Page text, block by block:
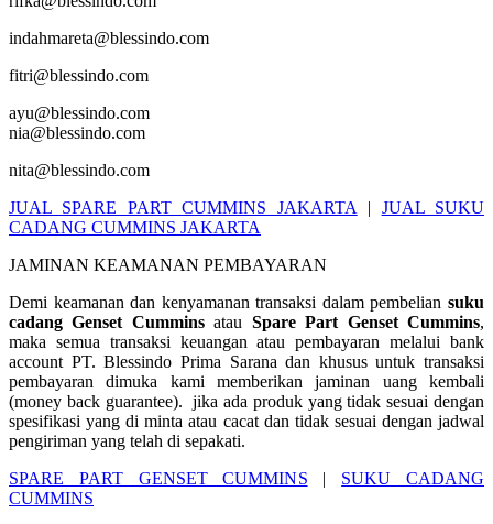
indahmareta@blessindo.com
fitri@blessindo.com
ayu@blessindo.com
nia@blessindo.com
nita@blessindo.com
JUAL SPARE PART CUMMINS JAKARTA
| JUAL SUKU
CADANG CUMMINS JAKARTA
JAMINAN KEAMANAN PEMBAYARAN
Demi keamanan dan kenyamanan transaksi dalam pembelian suku
cadang Genset Cumminsatau Spare Part Genset Cummins,
maka semua transaksi keuangan atau pembayaran melalui bank
account PT. Blessindo Prima Sarana dan khusus untuk transaksi
pembayaran dimuka kami memberikan jaminan uang kembali
(money back guarantee). jika ada produk yang tidak sesuai dengan
spesifikasi yang di minta atau cacat dan tidak sesuai dengan jadwal
pengiriman yang telah di sepakati.
SPARE PART GENSET CUMMINS | SUKU CADANG
CUMMINS